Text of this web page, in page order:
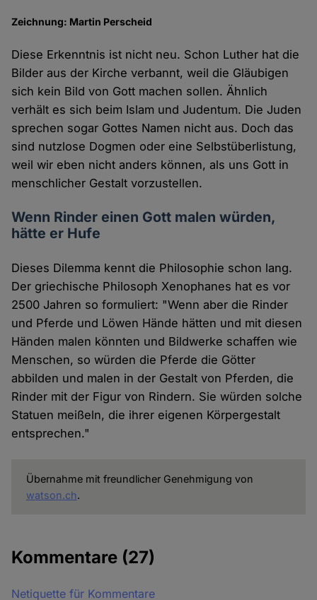
Zeichnung: Martin Perscheid
Diese Erkenntnis ist nicht neu. Schon Luther hat die
Bilder aus der Kirche verbannt, weil die Gläubigen
sich kein Bild von Gott machen sollen. Ähnlich
verhält es sich beim Islam und Judentum. Die Juden
sprechen sogar Gottes Namen nicht aus. Doch das
sind nutzlose Dogmen oder eine Selbstüberlistung,
weil wir eben nicht anders können, als uns Gott in
menschlicher Gestalt vorzustellen.
Wenn Rinder einen Gott malen würden,
hätte er Hufe
Dieses Dilemma kennt die Philosophie schon lang.
Der griechische Philosoph Xenophanes hat es vor
2500 Jahren so formuliert: "Wenn aber die Rinder
und Pferde und Löwen Hände hätten und mit diesen
Händen malen könnten und Bildwerke schaffen wie
Menschen, so würden die Pferde die Götter
abbilden und malen in der Gestalt von Pferden, die
Rinder mit der Figur von Rindern. Sie würden solche
Statuen meißeln, die ihrer eigenen Körpergestalt
entsprechen."
Übernahme mit freundlicher Genehmigung von
watson.ch.
Kommentare (27)
Netiquette für Kommentare